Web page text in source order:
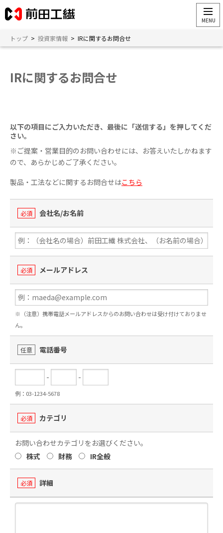
トップ > 投資家情報 > IRに関するお問合せ
IRに関するお問合せ
以下の項目にご入力いただき、最後に「送信する」を押してくだ
さい。
※ご提案・営業目的のお問い合わせには、お答えいたしかねます
ので、あらかじめご了承ください。
製品・工法などに関するお問合せはこちら
必須 会社名/お名前
必須 メールアドレス
※（注意）携帯電話メールアドレスからのお問い合わせは受け付けておりませ
ん。
任意 電話番号
- -
例：03-1234-5678
必須 カテゴリ
お問い合わせカテゴリをお選びください。
株式
財務 IR全般
必須 詳細